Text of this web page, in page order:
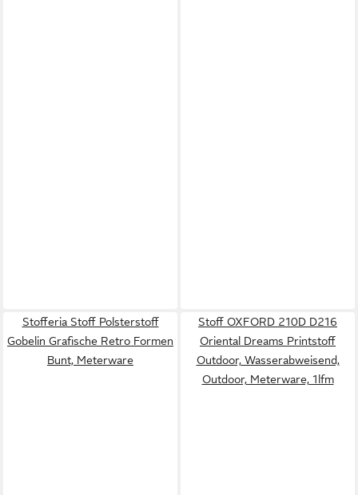
Stofferia Stoff Polsterstoff
Gobelin Grafische Retro Formen
Bunt, Meterware
Stoff OXFORD 210D D216
Oriental Dreams Printstoff
Outdoor, Wasserabweisend,
Outdoor, Meterware, 1lfm